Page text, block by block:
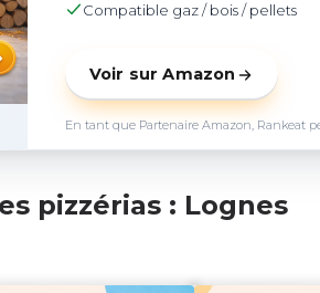
Compatible gaz / bois / pellets
Voir sur Amazon
En tant que Partenaire Amazon, Rankeat
pizzérias : Lognes